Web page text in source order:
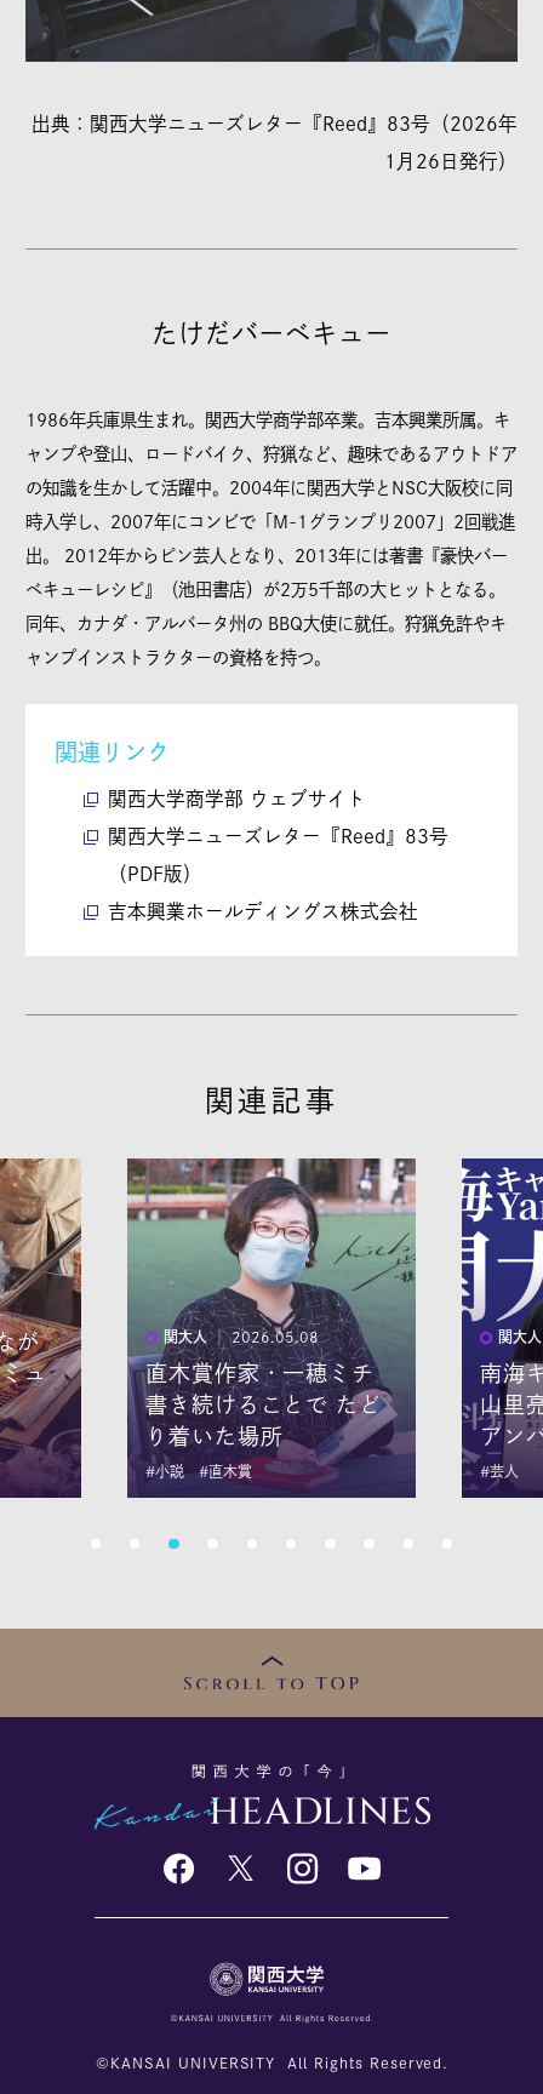
出典：関西大学ニューズレター『Reed』83号（2026年
1月26日発行）
たけだバーベキュー
1986年兵庫県生まれ。関西大学商学部卒業。吉本興業所属。キ
ャンプや登山、ロードバイク、狩猟など、趣味であるアウトドア
の知識を生かして活躍中。2004年に関西大学とNSC大阪校に同
時入学し、2007年にコンビで「M-1グランプリ2007」2回戦進
出。 2012年からピン芸人となり、2013年には著書『豪快バー
ベキューレシピ』（池田書店）が2万5千部の大ヒットとなる。
同年、カナダ・アルバータ州の BBQ大使に就任。狩猟免許やキ
ャンプインストラクターの資格を持つ。
関連リンク
関西大学商学部 ウェブサイト
関西大学ニューズレター『Reed』83号
（PDF版）
吉本興業ホールディングス株式会社
関連記事
が
ュ
関大人│ 2026.05.08
直木賞作家・一穂ミチ
書き続けることで たど
り着いた場所
#小説 #直木賞
関大人
南海
山里
アン
#芸人
©KANSAI UNIVERSITY All Rights Reserved.